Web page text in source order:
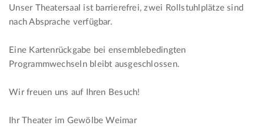
Unser Theatersaal ist barrierefrei, zwei Rollstuhlplätze sind
nach Absprache verfügbar.
Eine Kartenrückgabe bei ensemblebedingten
Programmwechseln bleibt ausgeschlossen.
Wir freuen uns auf Ihren Besuch!
Ihr Theater im Gewölbe Weimar